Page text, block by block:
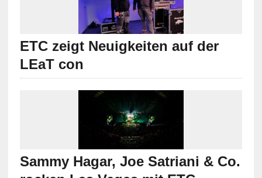
ETC zeigt Neuigkeiten auf der
LEaT con
Sammy Hagar, Joe Satriani & Co.